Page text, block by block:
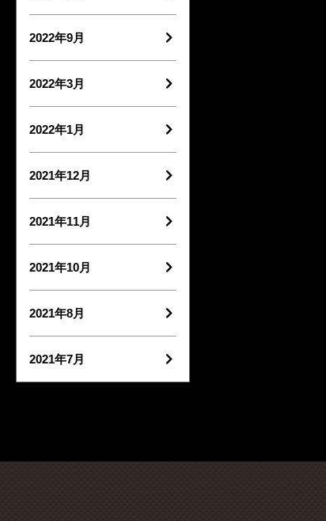
2022年9月
2022年3月
2022年1月
2021年12月
2021年11月
2021年10月
2021年8月
2021年7月